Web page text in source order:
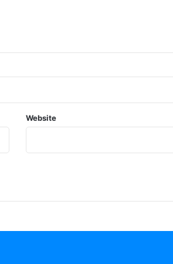
Website